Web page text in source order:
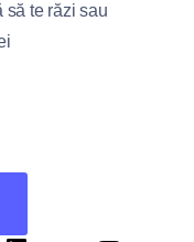
să te răzi sau